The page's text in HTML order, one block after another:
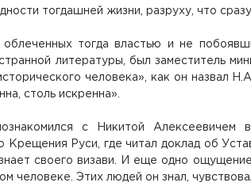
тогдашней жизни, разруху, что
тогда властью и не
литературы, был заместитель
человека», как он назвал
столь искренна».
с Никитой
Крещения Руси, где читал доклад об
своего визави. И еще одно
человеке. Этих людей он знал,